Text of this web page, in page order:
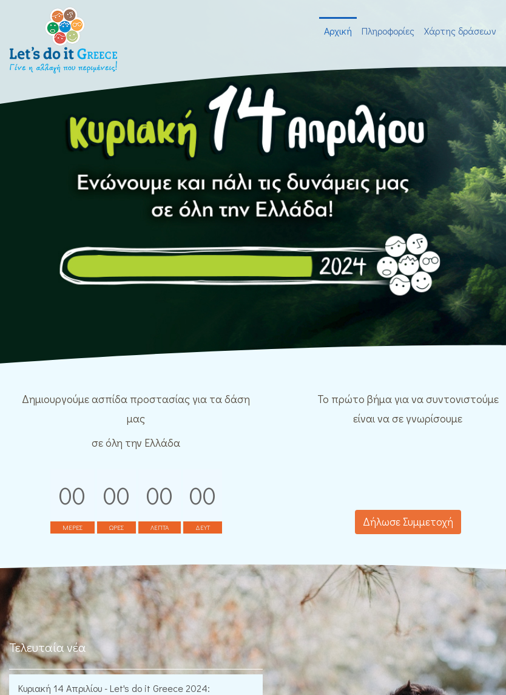
Αρχική Πληροφορίες Χάρτης δράσεων
Δημιουργούμε ασπίδα προστασίας για τα δάση
μας
σε όλη την Ελλάδα
00
ΜΕΡΕΣ
00
ΩΡΕΣ
00
ΛΕΠΤΑ
00
ΔΕΥΤ
Το πρώτο βήμα για να συντονιστούμε
είναι να σε γνωρίσουμε
Δήλωσε Συμμετοχή
Τελευταία νέα
Κυριακή 14 Απριλίου - Let's do it Greece 2024: